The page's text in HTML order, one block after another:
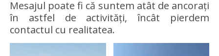
Mesajul poate fi că suntem atât de ancorați
în astfel de activități, încât pierdem
contactul cu realitatea.